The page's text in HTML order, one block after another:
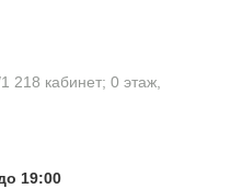
218 кабинет; 0 этаж,
19:00